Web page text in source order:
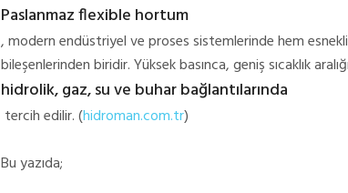
Paslanmaz flexible hortum
, modern endüstriyel ve proses sistemlerinde hem
bileşenlerinden biridir. Yüksek basınca, geniş sıcaklık
hidrolik, gaz, su ve buhar bağlantılarında
tercih edilir. (hidroman.com.tr)
Bu yazıda;